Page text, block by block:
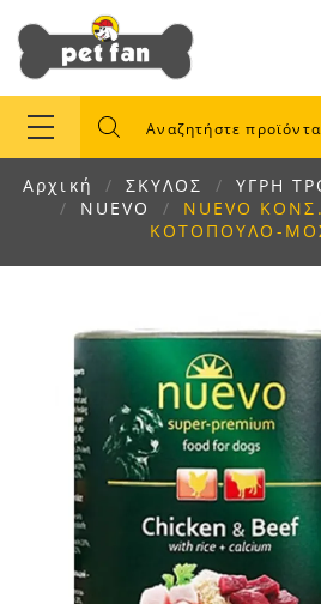
Αρχική ΣΚΥΛΟΣ ΥΓΡΗ
NUEVO
NUEVO
ΚΟΤΟΠΟΥΛΟ-